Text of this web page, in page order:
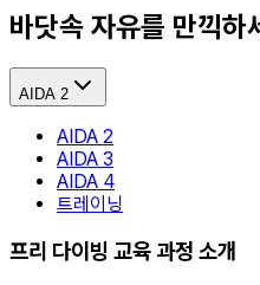
바닷속 자유를 만끽하
AIDA 2
AIDA 2
AIDA 3
AIDA 4
트레이닝
프리 다이빙 교육 과정 소개